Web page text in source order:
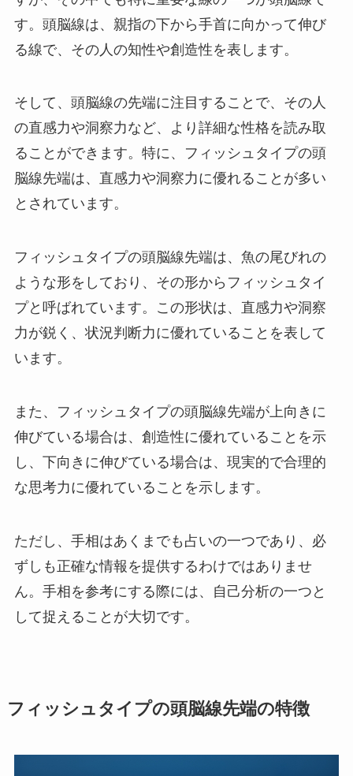
す。頭脳線は、親指の下から手首に向かって伸び
る線で、その人の知性や創造性を表します。
そして、頭脳線の先端に注目することで、その人
の直感力や洞察力など、より詳細な性格を読み取
ることができます。特に、フィッシュタイプの頭
脳線先端は、直感力や洞察力に優れることが多い
とされています。
フィッシュタイプの頭脳線先端は、魚の尾びれの
ような形をしており、その形からフィッシュタイ
プと呼ばれています。この形状は、直感力や洞察
力が鋭く、状況判断力に優れていることを表して
います。
また、フィッシュタイプの頭脳線先端が上向きに
伸びている場合は、創造性に優れていることを示
し、下向きに伸びている場合は、現実的で合理的
な思考力に優れていることを示します。
ただし、手相はあくまでも占いの一つであり、必
ずしも正確な情報を提供するわけではありませ
ん。手相を参考にする際には、自己分析の一つと
して捉えることが大切です。
フィッシュタイプの頭脳線先端の特徴